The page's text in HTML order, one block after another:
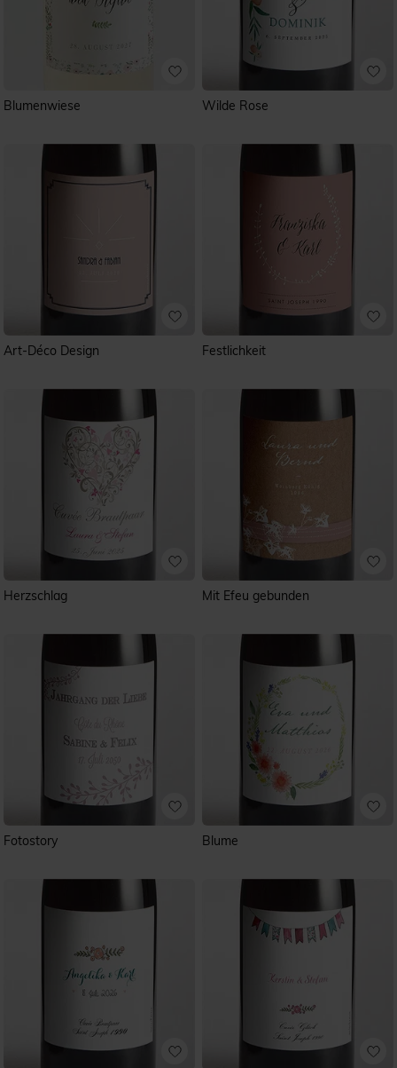
Blumenwiese Wilde Rose
Art-Déco Design Festlichkeit
Herzschlag Mit Efeu gebunden
Fotostory Blume